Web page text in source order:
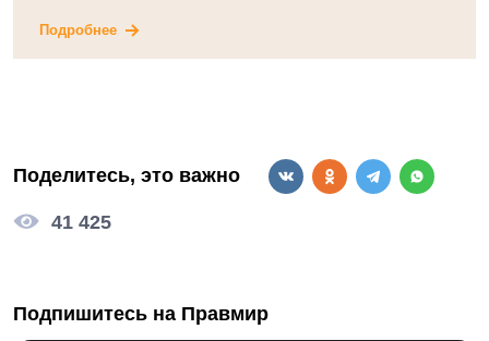
Подробнее
Поделитесь, это важно
41 425
Подпишитесь на Правмир